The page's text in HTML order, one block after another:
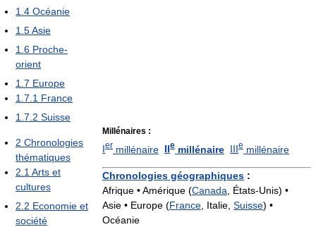
Millénaires :
Ier millénaire IIe millénaire IIIe millénaire
Chronologies géographiques :
Afrique • Amérique (Canada, États-Unis) •
Asie • Europe (France, Italie, Suisse) •
Océanie
1.4 Océanie
1.5Asie
1.6 Proche-
orient
1.7 Europe
1.7.1 France
1.7.2 Suisse
2 Chronologies
thématiques
2.1 Arts et
cultures
2.2 Economie et
société